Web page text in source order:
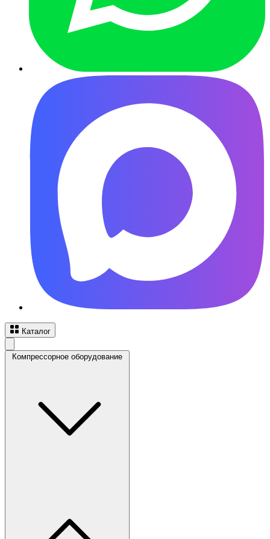
Каталог
Компрессорное оборудование